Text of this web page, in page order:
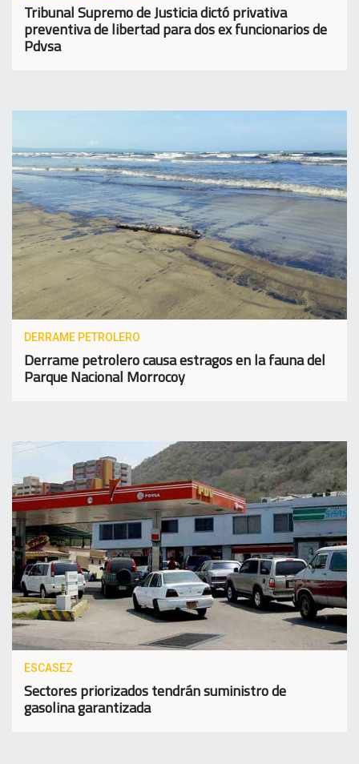
Tribunal Supremo de Justicia dictó privativa
preventiva de libertad para dos ex funcionarios de
Pdvsa
DERRAME PETROLERO
Derrame petrolero causa estragos en la fauna del
Parque Nacional Morrocoy
ESCASEZ
Sectores priorizados tendrán suministro de
gasolina garantizada